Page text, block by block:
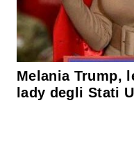
Melania Trump,
lady degli Stati